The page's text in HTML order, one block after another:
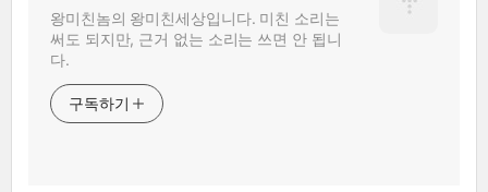
왕미친놈의 왕미친세상입니다. 미친 소리는
써도 되지만, 근거 없는 소리는 쓰면 안 됩니
다.
구독하기